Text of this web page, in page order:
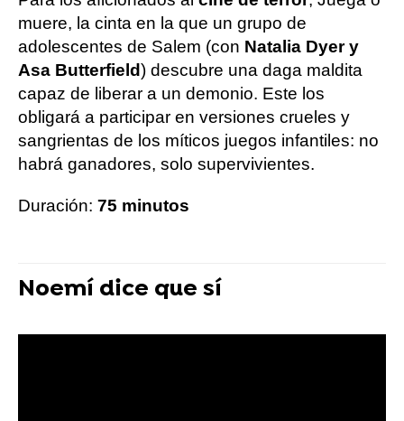
muere, la cinta en la que un grupo de
adolescentes de Salem (con Natalia Dyer y
Asa Butterfield) descubre una daga maldita
capaz de liberar a un demonio. Este los
obligará a participar en versiones crueles y
sangrientas de los míticos juegos infantiles: no
habrá ganadores, solo supervivientes.
Duración: 75 minutos
Noemí dice que sí